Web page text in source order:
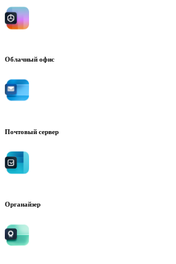
Облачный офис
Почтовый сервер
Органайзер